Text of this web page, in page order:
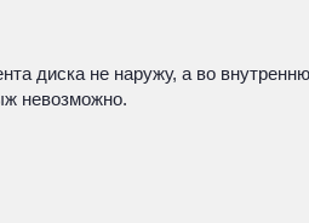
диска не наружу, а во
невозможно.